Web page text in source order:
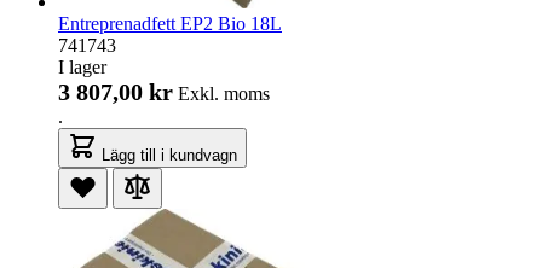
Entreprenadfett EP2 Bio 18L
741743
I lager
3 807,00 kr Exkl. moms
.
Lägg till i kundvagn